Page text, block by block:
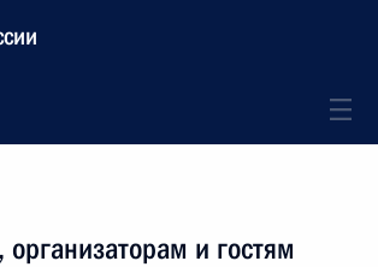
организаторам и гостям